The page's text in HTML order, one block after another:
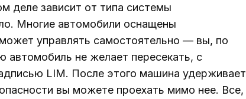
деле зависит от типа системы
Многие автомобили оснащены
управлять самостоятельно — вы, по
автомобиль не желает пересекать, с
LIM. После этого машина удерживает
вы можете проехать мимо нее. Все,